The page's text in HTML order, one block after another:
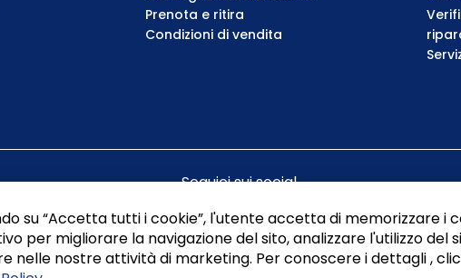
Prenota e ritira
Condizioni di vendita
Seguici sui social
su “Accetta tutti i cookie”, l'utente accetta di memorizzare i
per migliorare la navigazione del sito, analizzare l'utilizzo del
nelle nostre attività di marketing. Per conoscere i dettagli ,